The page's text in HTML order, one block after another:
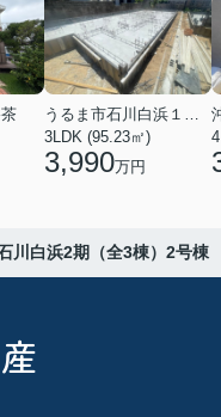
3LDK (95.23㎡)
3,990万円
川白浜2期（全3棟）2号棟